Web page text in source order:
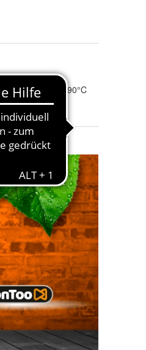
300g/m²
: von -30°C bis 90°C
2 bar